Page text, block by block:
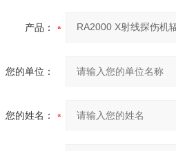
产品：
您的单位：
您的姓名：